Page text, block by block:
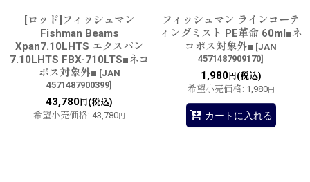
[ロッド]フィッシュマン
Fishman Beams
Xpan7.10LHTS エクスパン
7.10LHTS FBX-710LTS■ネコ
ポス対象外■ [JAN
4571487900399]
43,780 円(税込)
希望小売価格: 43,780円
フィッシュマン ラインコーテ
ィングミスト PE革命 60ml■ネ
コポス対象外■ [JAN
4571487909170]
1,980円(税込)
希望小売価格: 1,980円
カートに入れる